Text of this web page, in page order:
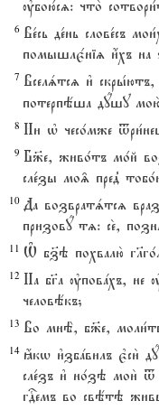
ўбою1сz: что2
6 Ве1сь де1нь слове1съ
помышлє1ніz и4хъ на
7 Вселsтсz и3
потерпёша дyшу мою2
8 Ни њ чесо1мже
9 Б9е, живо1тъ мо1й
сле1зы мо‰ пред8
10 Да возвратsтсz
призовy тz: се2,
11 Њ бз7э похвалю2
12 На бг7а ўповaхъ, не
человёкъ;
13 Во мнЁ, б9е,
14 ћкw и3збaвилъ
сле1зъ и3 но1зэ мои2
гDемъ во свётэ